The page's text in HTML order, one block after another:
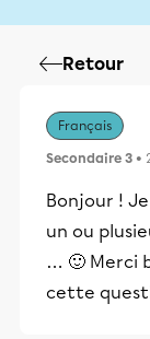
Retour
Français
Secondaire 3 •
Bonjour !
un ou
… 🙂 Merci
cette